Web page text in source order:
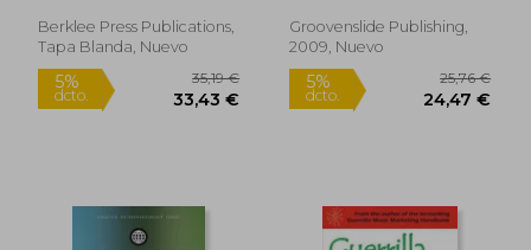
dcto. 33,43 € dcto.
for Production
Practice! (en Inglés)
Berklee Press Publications,
Tapa Blanda, Nuevo
Groovenslide Publishing,
2009, Nuevo